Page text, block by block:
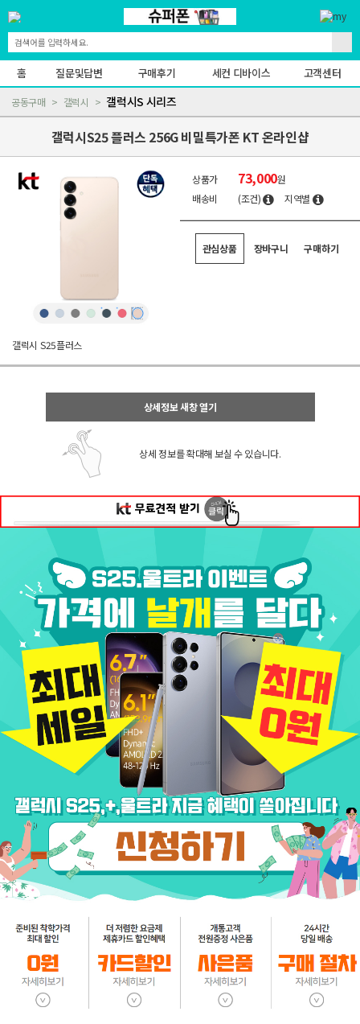
홈 질문및답변 구매후기 세컨 디바이스 고객센터
공동구매 갤럭시 갤럭시S 시리즈
갤럭시S25 플러스 256G 비밀특가폰 KT 온라인샵
갤럭시 S25플러스
상품가 73,000원
배송비
(조건) 지역별
관심상품 장바구니 구매하기
상세정보 새창 열기
상세 정보를 확대해 보실 수 있습니다.